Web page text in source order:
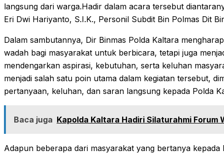
langsung dari warga.Hadir dalam acara tersebut
Eri Dwi Hariyanto, S.I.K., Personil Subdit Bin Polmas Dit
Dalam sambutannya, Dir Binmas Polda Kaltara
wadah bagi masyarakat untuk berbicara, tetapi juga
mendengarkan aspirasi, kebutuhan, serta keluhan
menjadi salah satu poin utama dalam kegiatan tersebut,
pertanyaan, keluhan, dan saran langsung kepada Polda
Baca juga Kapolda Kaltara Hadiri Silaturahmi Forum
Adapun beberapa dari masyarakat yang bertanya